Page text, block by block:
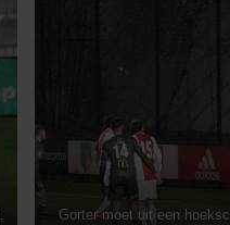
Gorter moet uit een